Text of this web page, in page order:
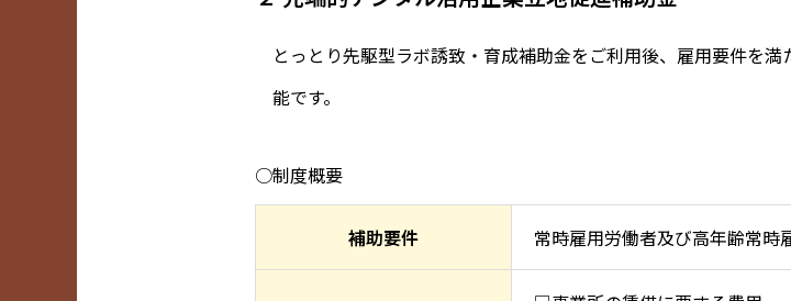
とっとり先駆型ラボ誘致・育成補助金をご利用後、雇用要件を
能です。
○制度概要
補助要件 常時雇用労働者及び高年齢常時